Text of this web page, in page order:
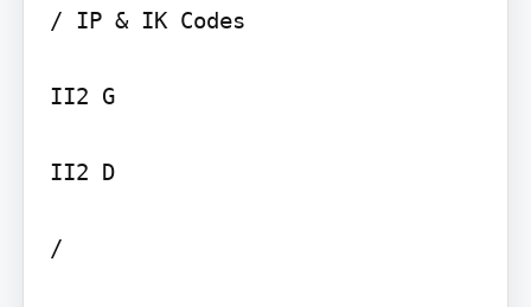
/ IP & IK Codes
II2 G
II2 D
/